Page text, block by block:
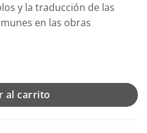
y la traducción de las
en las obras
- Claudionor Correa de
al carrito